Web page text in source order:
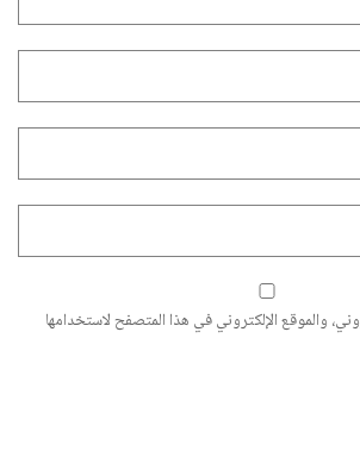
والموقع الإلكتروني في هذا المتصفح لاستخدامها